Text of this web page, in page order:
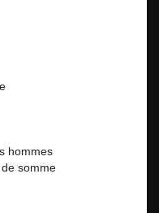
hommes
somme